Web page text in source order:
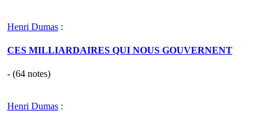
Henri Dumas :
CES MILLIARDAIRES QUI NOUS GOUVERNENT
- (64 notes)
Henri Dumas :